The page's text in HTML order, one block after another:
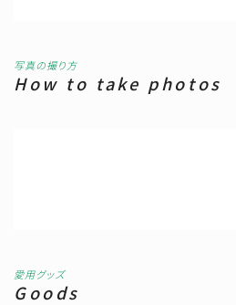
写真の撮り方
How to take photos
愛用グッズ
Goods